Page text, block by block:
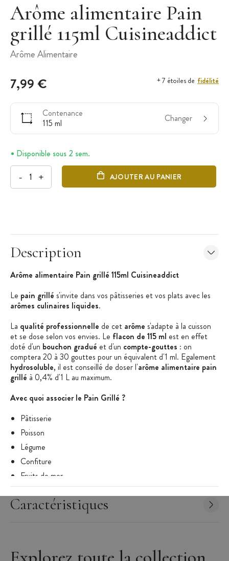
Arôme alimentaire Pain
grillé 115ml Cuisineaddict
Arôme Alimentaire
7,99 € + 7 étoiles de fidélité
Contenance
115 ml
Changer
Disponible sous 2 sem.
- + AJOUTER AU PANIER
Description
Arôme alimentaire Pain grillé 115ml Cuisineaddict
Le pain grillé s'invite dans vos pâtisseries et vos plats avec les
arômes culinaires liquides.
La qualité professionnelle de cet arôme s'adapte à la cuisson
et se dose selon vos envies. Le flacon de 115 ml est en effet
doté d'un bouchon gradué et d'un compte-gouttes : on
comptera 20 à 30 gouttes pour un équivalent d'1 ml. Egalement
hydrosoluble, il est conseillé de doser l'arôme alimentaire pain
grillé à 0,4% d'1 L au maximum.
Avec quoi associer le Pain Grillé ?
Pâtisserie
Poisson
Légume
Confiture
Fruits de mer
Potage
Les + produit:
Caractéristiques